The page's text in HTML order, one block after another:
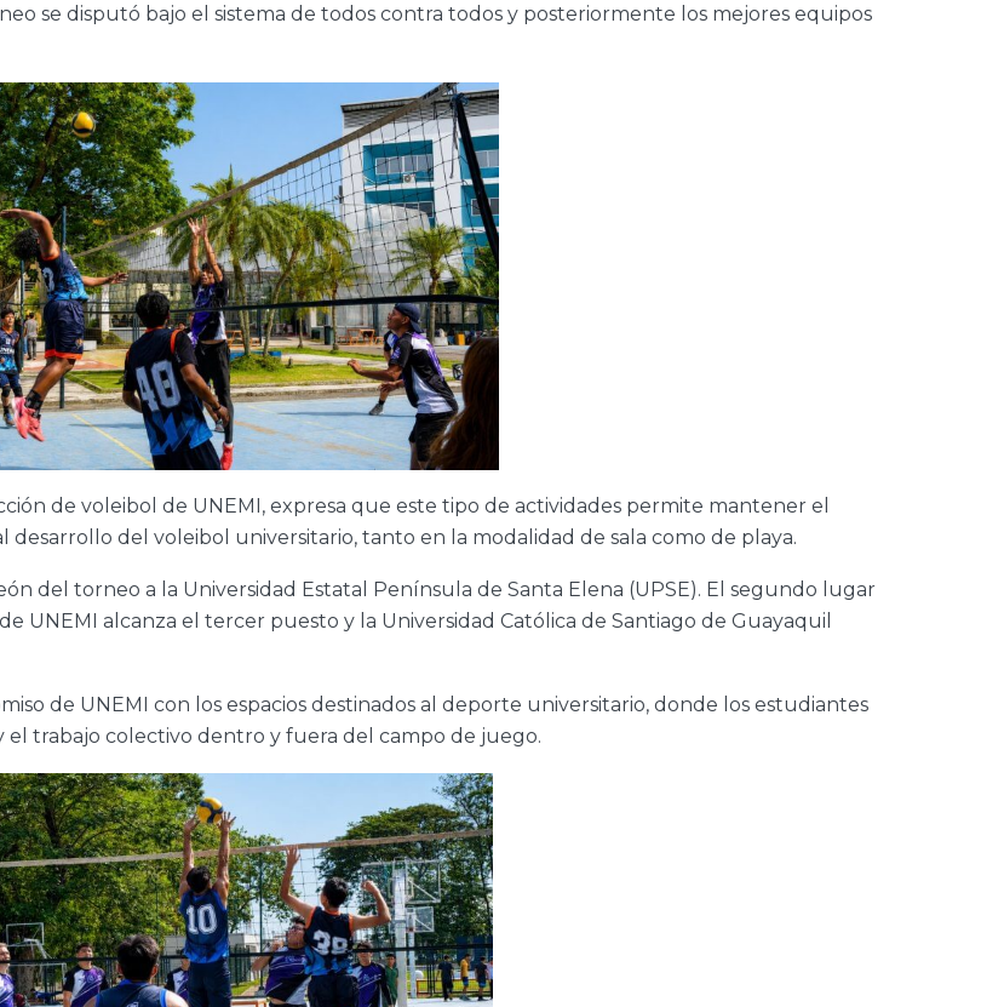
se disputó bajo el sistema de todos contra todos y posteriormente los mejores equipos
de voleibol de UNEMI, expresa que este tipo de actividades permite mantener el
del voleibol universitario, tanto en la modalidad de sala como de playa.
del torneo a la Universidad Estatal Península de Santa Elena (UPSE). El segundo lugar
UNEMI alcanza el tercer puesto y la Universidad Católica de Santiago de Guayaquil
de UNEMI con los espacios destinados al deporte universitario, donde los estudiantes
el trabajo colectivo dentro y fuera del campo de juego.